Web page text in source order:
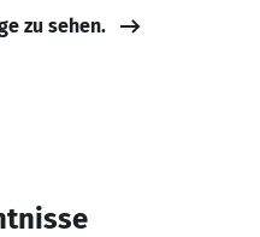
zu sehen.